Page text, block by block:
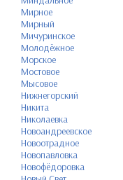
Мирное
Мирный
Мичуринское
Молодёжное
Морское
Мостовое
Мысовое
Нижнегорский
Никита
Николаевка
Новоандреевское
Новоотрадное
Новопавловка
Новофёдоровка